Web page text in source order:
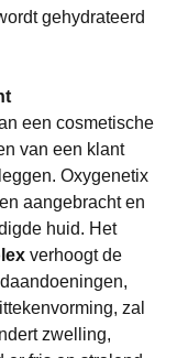
gehydrateerd
een cosmetische
van een klant
Oxygenetix
aangebracht en
huid. Het
verhoogt de
zal
zwelling,